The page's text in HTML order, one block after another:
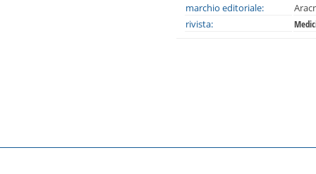
marchio editoriale:
rivista: